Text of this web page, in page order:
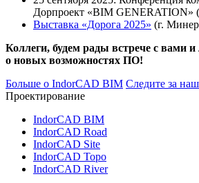
Дорпроект «BIM GENERATION»
Выставка «Дорога 2025» (г.
Коллеги, будем рады встрече с вами и
о новых возможностях ПО!
Больше о IndorCAD BIM Следите за
Проектирование
IndorCAD BIM
IndorCAD Road
IndorCAD Site
IndorCAD Topo
IndorCAD River